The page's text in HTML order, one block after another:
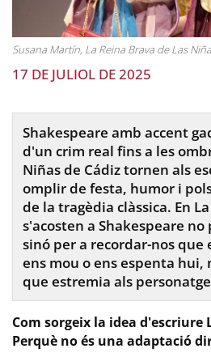
Susana Martín, La Reina Brava de Las
17 DE JULIOL DE 2025
Shakespeare amb accent
d'un crim real fins a les
Niñas de Cádiz tornen als
omplir de festa, humor i
de la tragèdia clàssica. En
s'acosten a Shakespeare
sinó per a recordar-nos que
ens mou o ens espenta
que estremia als
Com sorgeix la idea d'escriure
Perquè no és una adaptació